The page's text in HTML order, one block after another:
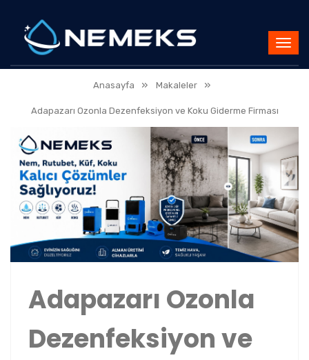
Anasayfa » Makaleler »
Adapazarı Ozonla Dezenfeksiyon ve Koku Giderme Firması
Adapazarı Ozonla
Dezenfeksiyon ve